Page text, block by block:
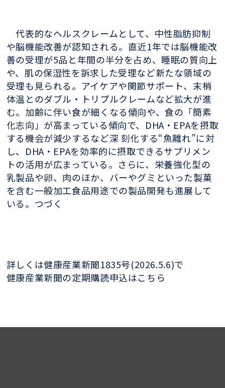
代表的なヘルスクレームとして、中性脂肪抑制
や脳機能改善が認知される。直近1年では脳機能改
善の受理が5品と年間の半分を占め、睡眠の質向上
や、肌の保湿性を訴求した受理など新たな領域の
受理も見られる。アイケアや関節サポート、末梢
体温とのダブル・トリプルクレームなど拡大が進
む。加齢に伴い食が細くなる傾向や、食の「簡素
化志向」が高まっている傾向で、DHA・EPAを摂取
する機会が減少するなど深 刻化する“魚離れ”に対
し、DHA・EPAを効率的に摂取できるサプリメン
トの活用が広まっている。さらに、栄養強化型の
乳製品や卵、肉のほか、バーやグミといった製菓
を含む一般加工食品用途での製品開発も進展して
いる。つづく
詳しくは健康産業新聞1835号(2026.5.6)で
健康産業新聞の定期購読申込はこちら